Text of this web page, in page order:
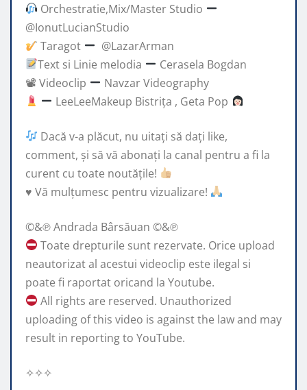
Orchestratie,Mix/Master Studio
@IonutLucianStudio
Taragot
​⁠ @LazarArman
Text si Linie melodia
Cerasela Bogdan
📽 Videoclip
Navzar Videography
LeeLeeMakeup Bistrița , Geta Pop
Dacă v-a plăcut, nu uitați să dați like,
comment, și să vă abonați la canal pentru a fi la
curent cu toate noutățile!
♥️ Vă mulțumesc pentru vizualizare!
©&℗ Andrada Bârsăuan ©&℗
Toate drepturile sunt rezervate. Orice upload
neautorizat al acestui videoclip este ilegal si
poate fi raportat oricand la Youtube.
All rights are reserved. Unauthorized
uploading of this video is against the law and may
result in reporting to YouTube.
✧✧✧